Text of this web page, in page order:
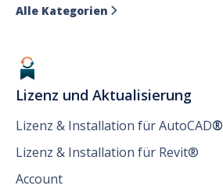
Alle Kategorien 
Lizenz und Aktualisierung
Lizenz & Installation für AutoCAD®
Lizenz & Installation für Revit®
Account